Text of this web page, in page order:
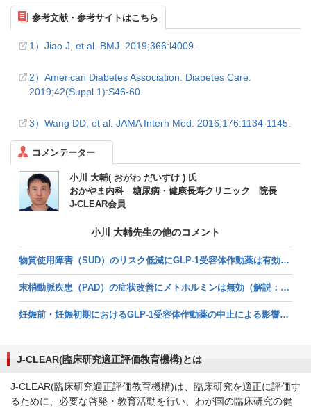
参考文献・参考サイトはこちら
1）Jiao J, et al. BMJ. 2019;366:l4009.
2）American Diabetes Association. Diabetes Care.
2019;42(Suppl 1):S46-60.
3）Wang DD, et al. JAMA Intern Med. 2016;176:1134-1145.
コメンテーター
小川 大輔( おがわ だいすけ ) 氏
おかやま内科 糖尿病・健康長寿クリニック 院長
J-CLEAR会員
小川 大輔先生の他のコメント
物質使用障害（SUD）のリスク低減にGLP-1受容体作動薬は有効か（解説：小川大輔氏） (2026/04/06掲載)
末梢動脈疾患（PAD）の症状改善にメトホルミンは無効（解説：小川大輔氏） (2026/03/13掲載)
妊娠前・妊娠初期におけるGLP-1受容体作動薬の中止による影響（解説：小川大輔氏） (2026/02/11掲載)
J-CLEAR(臨床研究適正評価教育機構)とは
J-CLEAR(臨床研究適正評価教育機構)は、臨床研究を適正に評価す
るために、必要な啓発・教育活動を行い、わが国の臨床研究の健